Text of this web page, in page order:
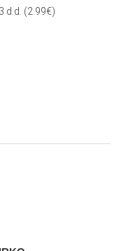
d.d. (2.99€)